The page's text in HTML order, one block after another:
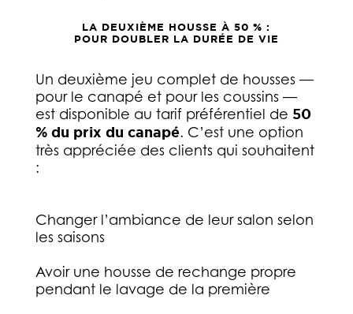
LA DEUXIÈME HOUSSE À 50 % :
POUR DOUBLER LA DURÉE DE VIE
Un deuxième jeu complet de housses —
pour le canapé et pour les coussins —
est disponible au tarif préférentiel de 50
% du prix du canapé. C’est une option
très appréciée des clients qui souhaitent
:
Changer l’ambiance de leur salon selon
les saisons
Avoir une housse de rechange propre
pendant le lavage de la première